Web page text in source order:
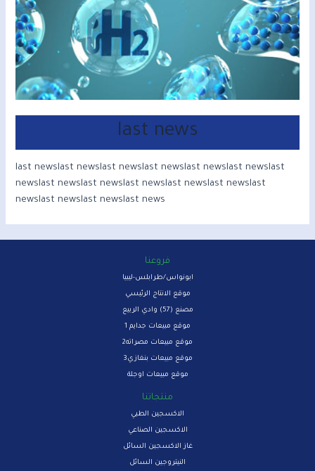
last news
last newslast newslast newslast newslast newslast newslast
newslast newslast newslast newslast newslast newslast
newslast newslast newslast news
فروعنا
ابونواس/طرابلس-ليبيا
موقع الانتاج الرئيسي
مصنع (57) وادي الربيع
موقع مبيعات جدايم 1
موقع مبيعات مصراته2
موقع مبيعات بنغازي3
موقع مبيعات اوجلة
منتجاتنا
الاكسجين الطبي
الاكسجين الصناعي
غاز الاكسجين السائل
النيتروجين السائل